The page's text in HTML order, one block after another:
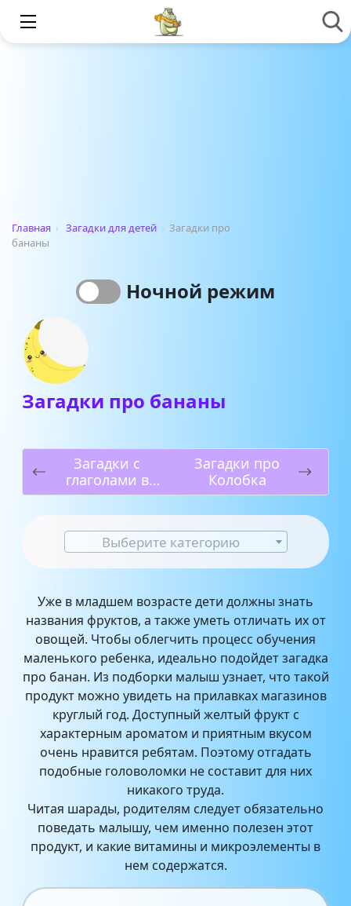
Главная › Загадки для детей › Загадки про
бананы
Ночной режим
Загадки про бананы
Загадки с
глаголами в
прошедшем
времени
Загадки про
Колобка
Выберите категорию
Уже в младшем возрасте дети должны знать
названия фруктов, а также уметь отличать их от
овощей. Чтобы облегчить процесс обучения
маленького ребенка, идеально подойдет загадка
про банан. Из подборки малыш узнает, что такой
продукт можно увидеть на прилавках магазинов
круглый год. Доступный желтый фрукт с
характерным ароматом и приятным вкусом
очень нравится ребятам. Поэтому отгадать
подобные головоломки не составит для них
никакого труда.
Читая шарады, родителям следует обязательно
поведать малышу, чем именно полезен этот
продукт, и какие витамины и микроэлементы в
нем содержатся.